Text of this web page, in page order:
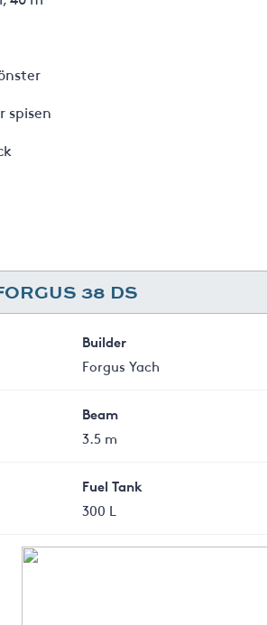
länspump
2
framför
38 DS
Builder
Forgus Yach
Beam
3.5 m
Fuel Tank
300 L